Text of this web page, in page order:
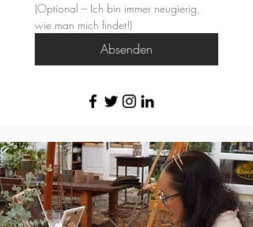
(Optional – Ich bin immer neugierig,
wie man mich findet!)
Absenden